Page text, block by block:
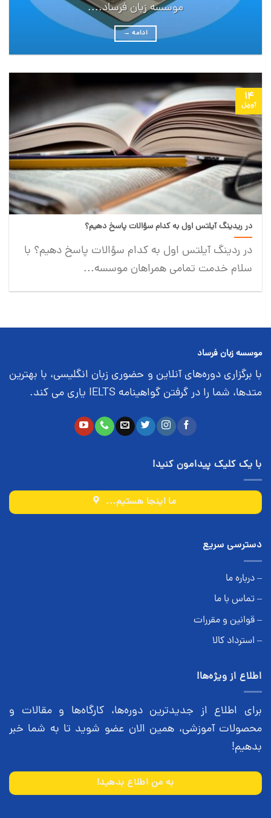
موسسه زبان فرساد....
ادامه →
در ریدینگ آیلتس اول به کدام سؤالات پاسخ دهیم؟
در ردینگ آیلتس اول به کدام سؤالات پاسخ دهیم؟ با
سلام خدمت تمامی همراهان موسسه...
14
آوریل
موسسه زبان فرساد
با برگزاری دوره‌های آنلاین و حضوری زبان انگلیسی، با بهترین
متدها، شما را در گرفتن گواهینامه IELTS یاری می کند.
با یک کلیک پیدامون کنید!
ما اینجا هستیم...
دسترسی سریع
– درباره ما
– تماس با ما
– قوانین و مقررات
– استرداد کالا
اطلاع از ویژه‌ها!
برای اطلاع از جدیدترین دوره‌ها، کارگاه‌ها و مقالات و
محصولات آموزشی، همین الان عضو شوید تا به شما خبر
بدهیم!
به من اطلاع بدهید!